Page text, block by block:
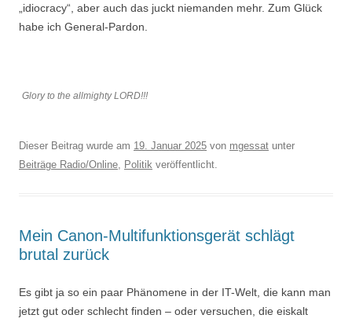
„idiocracy“, aber auch das juckt niemanden mehr. Zum Glück
habe ich General-Pardon.
Glory to the allmighty LORD!!!
Dieser Beitrag wurde am 19. Januar 2025 von mgessat unter
Beiträge Radio/Online
Politik veröffentlicht.
Mein Canon-Multifunktionsgerät schlägt
brutal zurück
Es gibt ja so ein paar Phänomene in der IT-Welt, die kann man
jetzt gut oder schlecht finden – oder versuchen, die eiskalt